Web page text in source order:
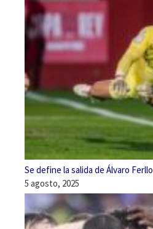
Se define la salida de Álvaro Ferllo
5 agosto, 2025